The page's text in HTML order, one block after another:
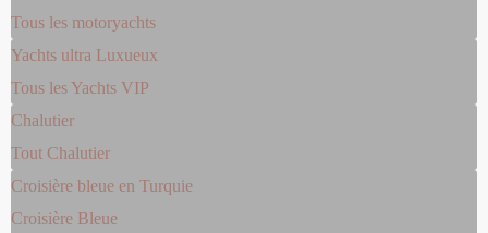
Tous les motoryachts
Yachts ultra Luxueux
Tous les Yachts VIP
Chalutier
Tout Chalutier
Croisière bleue en Turquie
Croisière Bleue